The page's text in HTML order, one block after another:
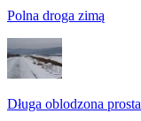
Polna droga zimą
Długa oblodzona prosta